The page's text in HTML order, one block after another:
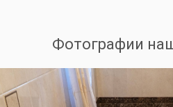
Фотографии